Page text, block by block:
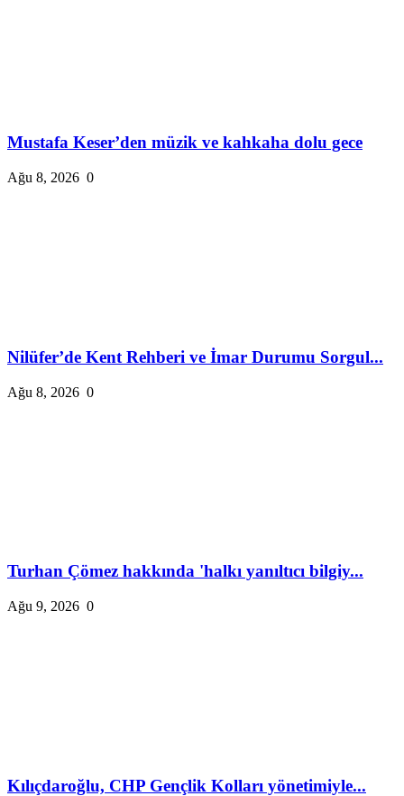
Mustafa Keser’den müzik ve kahkaha dolu gece
Ağu 8, 2026 0
Nilüfer’de Kent Rehberi ve İmar Durumu Sorgul...
Ağu 8, 2026 0
Turhan Çömez hakkında 'halkı yanıltıcı bilgiy...
Ağu 9, 2026 0
Kılıçdaroğlu, CHP Gençlik Kolları yönetimiyle...